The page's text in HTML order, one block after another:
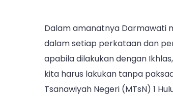
Dalam amanatnya Darmawati
dalam setiap perkataan dan
apabila dilakukan dengan
kita harus lakukan tanpa
Tsanawiyah Negeri (MTsN) 1